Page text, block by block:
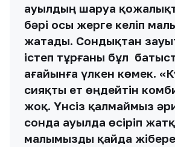
ауылдың шаруа
бәрі осы жерге келіп
жатады. Сондықтан
істеп тұрғаны бұл
ағайынға үлкен көмек.
сияқты ет өңдейтін
жоқ. Үнсіз қалмаймыз
сонда ауылда өсіріп
малымызды қайда